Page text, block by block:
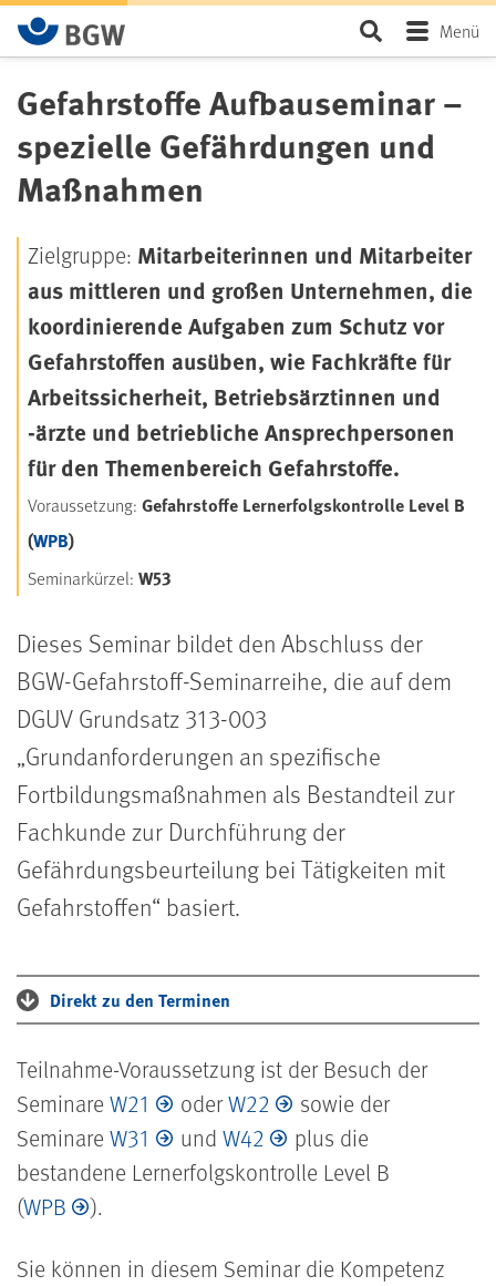
Zum Hauptinhalt springen SeiteMenü
Gefahrstoffe Aufbauseminar –
spezielle Gefährdungen und
Maßnahmen
Zielgruppe: Mitarbeiterinnen und Mitarbeiter
aus mittleren und großen Unternehmen, die
koordinierende Aufgaben zum Schutz vor
Gefahrstoffen ausüben, wie Fachkräfte für
Arbeitssicherheit, Betriebsärztinnen und
-ärzte und betriebliche Ansprechpersonen
für den Themenbereich Gefahrstoffe.
Voraussetzung: Gefahrstoffe Lernerfolgskontrolle Level B
(WPB)
Seminarkürzel: W53
Dieses Seminar bildet den Abschluss der
BGW-Gefahrstoff-Seminarreihe, die auf dem
DGUV Grundsatz 313-003
„Grundanforderungen an spezifische
Fortbildungsmaßnahmen als Bestandteil zur
Fachkunde zur Durchführung der
Gefährdungsbeurteilung bei Tätigkeiten mit
Gefahrstoffen“ basiert.
Direkt zu den Terminen
Teilnahme-Voraussetzung ist der Besuch der
Seminare W21 oderW22
sowie der
Seminare W31 und W42
plus die
bestandene Lernerfolgskontrolle Level B
(WPB
).
Sie können in diesem Seminar die Kompetenz